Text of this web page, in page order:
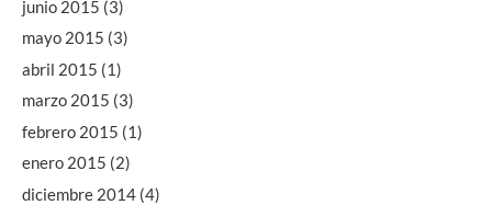
junio 2015 (3)
mayo 2015 (3)
abril 2015 (1)
marzo 2015 (3)
febrero 2015 (1)
enero 2015 (2)
diciembre 2014 (4)